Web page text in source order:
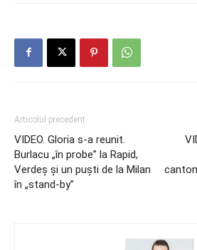
Articolul precedent
VIDEO. Gloria s-a reunit.
Burlacu „în probe” la Rapid,
Verdeş şi un puşti de la Milan
în „stand-by”